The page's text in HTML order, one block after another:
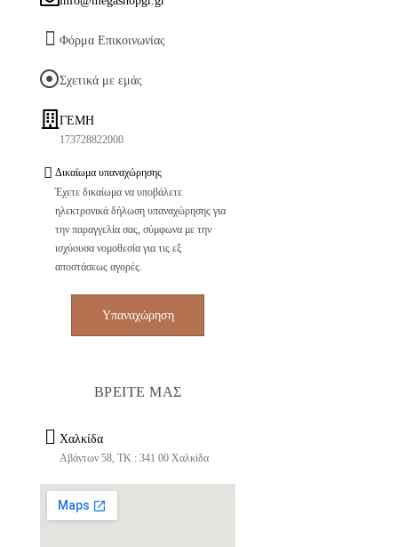
Φόρμα Επικοινωνίας
Σχετικά με εμάς
ΓΕΜΗ
173728822000
Δικαίωμα υπαναχώρησης
Έχετε δικαίωμα να υποβάλετε
ηλεκτρονικά δήλωση υπαναχώρησης για
την παραγγελία σας, σύμφωνα με την
ισχύουσα νομοθεσία για τις εξ
αποστάσεως αγορές.
Υπαναχώρηση
ΒΡΕΙΤΕ ΜΑΣ
Χαλκίδα
Αβάντων 58, ΤΚ : 341 00 Χαλκίδα